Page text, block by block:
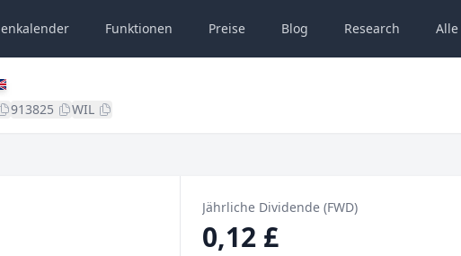
Funktionen Preise Blog Research Alle
913825 WIL
Jährliche Dividende (FWD)
0,12 £